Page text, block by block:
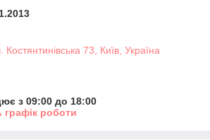
Костянтинівська 73, Київ, Україна
з 09:00 до 18:00
графік роботи